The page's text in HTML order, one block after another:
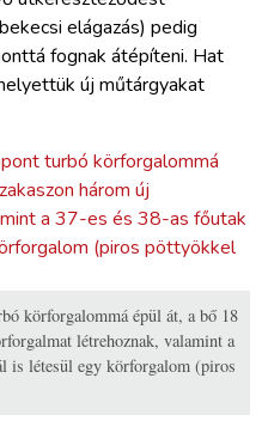
elágazás) pedig
fognak átépíteni. Hat
új műtárgyakat
körforgalommá épül át, a bő 18
létrehoznak, valamint a
is létesül egy körforgalom (piros